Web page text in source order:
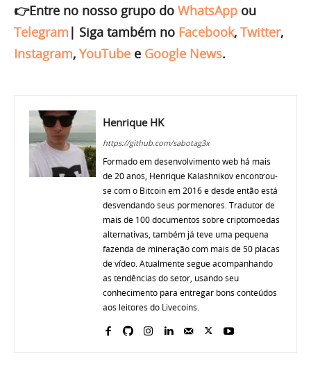
👉Entre no nosso grupo do WhatsApp ou
Telegram | Siga também no Facebook, Twitter,
Instagram, YouTube e Google News.
Henrique HK
https://github.com/sabotag3x
Formado em desenvolvimento web há mais
de 20 anos, Henrique Kalashnikov encontrou-
se com o Bitcoin em 2016 e desde então está
desvendando seus pormenores. Tradutor de
mais de 100 documentos sobre criptomoedas
alternativas, também já teve uma pequena
fazenda de mineração com mais de 50 placas
de vídeo. Atualmente segue acompanhando
as tendências do setor, usando seu
conhecimento para entregar bons conteúdos
aos leitores do Livecoins.